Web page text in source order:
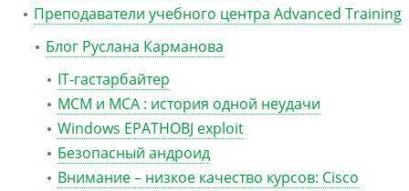
Преподаватели учебного центра Advanced Training
Блог Руслана Карманова
IT-гастарбайтер
MCM и MCA : история одной неудачи
Windows EPATHOBJ exploit
Безопасный андроид
Внимание – низкое качество курсов: Cisco